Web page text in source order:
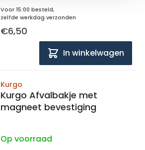
Voor 15:00 besteld,
zelfde werkdag verzonden
€6,50
In winkelwagen
Kurgo
Kurgo Afvalbakje met
magneet bevestiging
Op voorraad